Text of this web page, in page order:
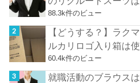
88.3k件のビュー
【どうする？】ラク
ルカリロゴ入り箱は
60.4k件のビュー
就職活動のブラウス